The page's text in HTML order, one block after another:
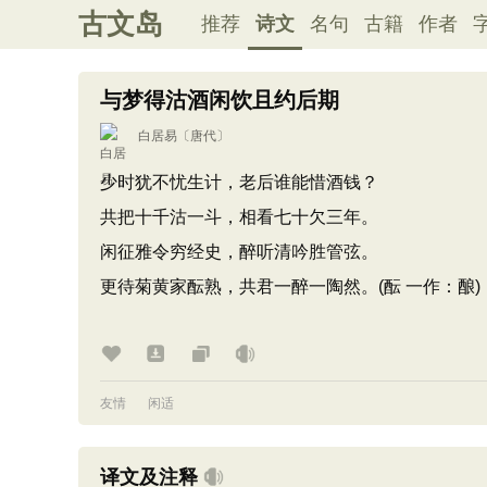
古文岛 推荐 诗文 名句 古籍 作者
与梦得沽酒闲饮且约后期
白居易 〔唐代〕
少时犹不忧生计，老后谁能惜酒钱？
共把十千沽一斗，相看七十欠三年。
闲征雅令穷经史，醉听清吟胜管弦。
更待菊黄家酝熟，共君一醉一陶然。(酝 一作：酿)
友情 闲适
译文及注释